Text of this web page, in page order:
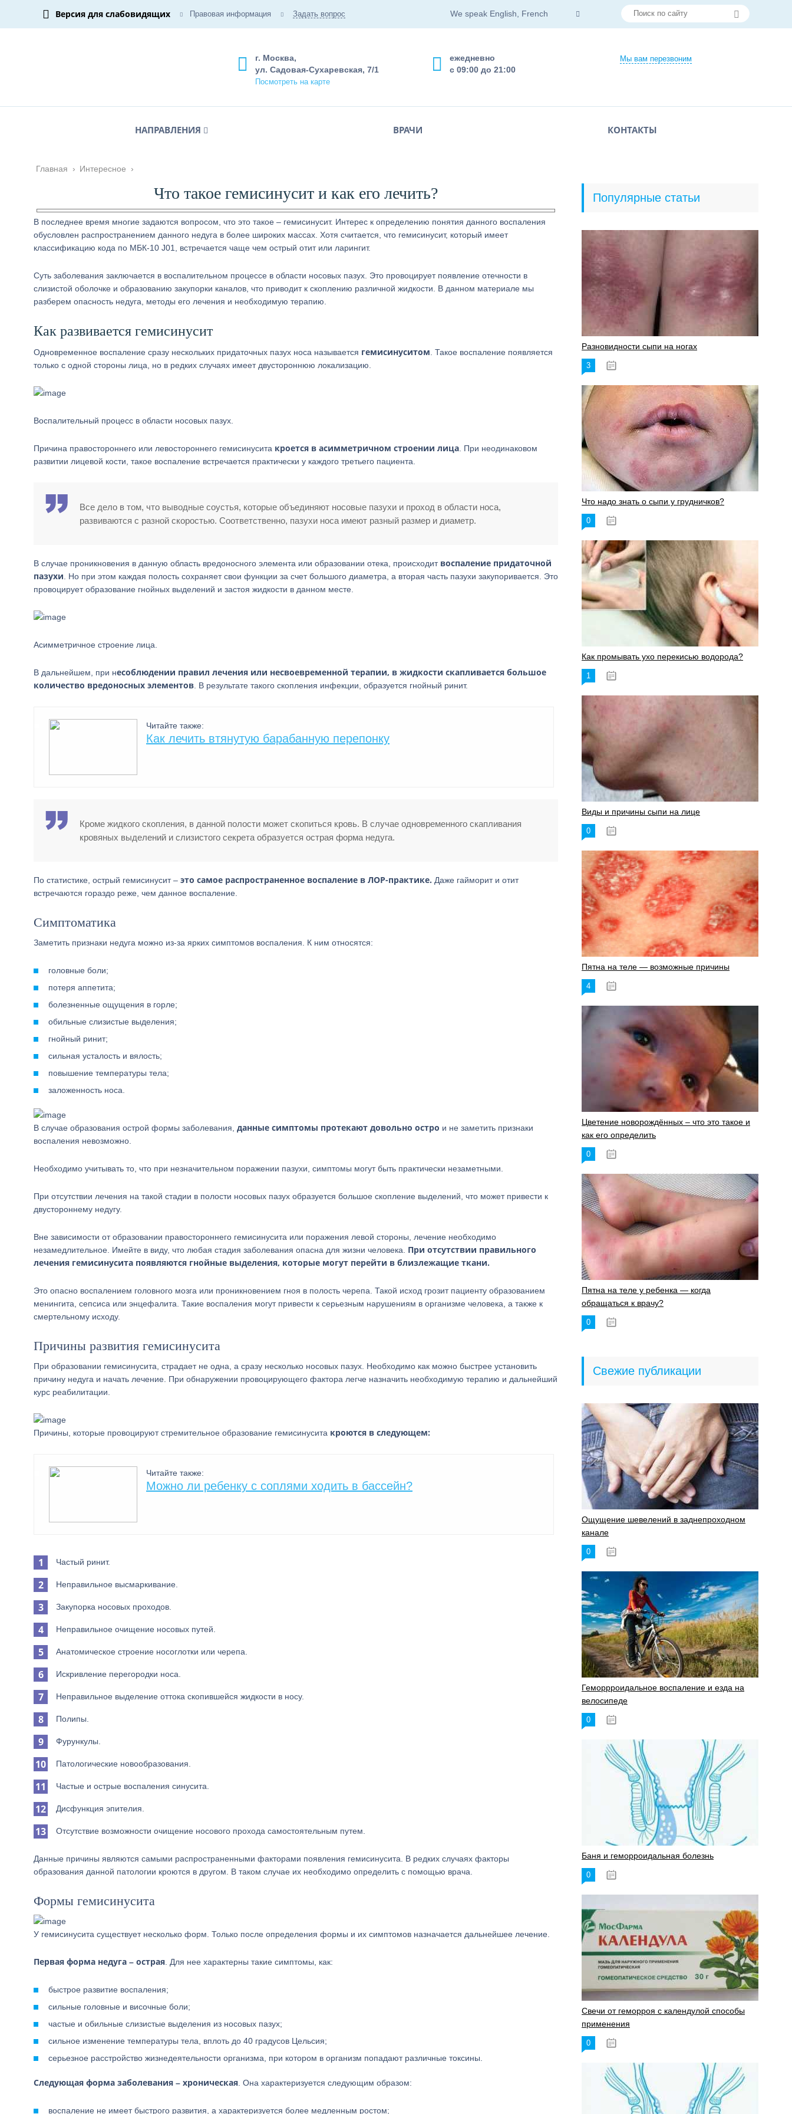
Версия для слабовидящих Правовая информация Задать вопрос We speak English, French
Мы вам перезвоним
ежедневно
с 09:00 до 21:00
г. Москва,
ул. Садовая-Сухаревская, 7/1
Посмотреть на карте
НАПРАВЛЕНИЯ ВРАЧИ КОНТАКТЫ
Главная › Интересное ›
Что такое гемисинусит и как его лечить?
В последнее время многие задаются вопросом, что это такое – гемисинусит. Интерес к определению понятия данного воспаления
обусловлен распространением данного недуга в более широких массах. Хотя считается, что гемисинусит, который имеет
классификацию кода по МБК-10 J01, встречается чаще чем острый отит или ларингит.
Суть заболевания заключается в воспалительном процессе в области носовых пазух. Это провоцирует появление отечности в
слизистой оболочке и образованию закупорки каналов, что приводит к скоплению различной жидкости. В данном материале мы
разберем опасность недуга, методы его лечения и необходимую терапию.
Как развивается гемисинусит
Одновременное воспаление сразу нескольких придаточных пазух носа называется гемисинуситом . Такое воспаление появляется
только с одной стороны лица, но в редких случаях имеет двустороннюю локализацию.
Воспалительный процесс в области носовых пазух.
Причина правостороннего или левостороннего гемисинусита кроется в асимметричном строении лица . При неодинаковом
развитии лицевой кости, такое воспаление встречается практически у каждого третьего пациента.
Все дело в том, что выводные соустья, которые объединяют носовые пазухи и проход в области носа,
развиваются с разной скоростью. Соответственно, пазухи носа имеют разный размер и диаметр.
В случае проникновения в данную область вредоносного элемента или образовании отека, происходит воспаление придаточной
пазухи . Но при этом каждая полость сохраняет свои функции за счет большого диаметра, а вторая часть пазухи закупоривается. Это
провоцирует образование гнойных выделений и застоя жидкости в данном месте.
Асимметричное строение лица.
В дальнейшем, при несоблюдении правил лечения или несвоевременной терапии, в жидкости скапливается большое
количество вредоносных элементов . В результате такого скопления инфекции, образуется гнойный ринит.
Читайте также:
Как лечить втянутую барабанную перепонку
Кроме жидкого скопления, в данной полости может скопиться кровь. В случае одновременного скапливания
кровяных выделений и слизистого секрета образуется острая форма недуга.
По статистике, острый гемисинусит – это самое распространенное воспаление в ЛОР-практике. Даже гайморит и отит
встречаются гораздо реже, чем данное воспаление.
Симптоматика
Заметить признаки недуга можно из-за ярких симптомов воспаления. К ним относятся:
головные боли;
потеря аппетита;
болезненные ощущения в горле;
обильные слизистые выделения;
гнойный ринит;
сильная усталость и вялость;
повышение температуры тела;
заложенность носа.
В случае образования острой формы заболевания, данные симптомы протекают довольно остро и не заметить признаки
воспаления невозможно.
Необходимо учитывать то, что при незначительном поражении пазухи, симптомы могут быть практически незаметными.
При отсутствии лечения на такой стадии в полости носовых пазух образуется большое скопление выделений, что может привести к
двустороннему недугу.
Вне зависимости от образовании правостороннего гемисинусита или поражения левой стороны, лечение необходимо
незамедлительное. Имейте в виду, что любая стадия заболевания опасна для жизни человека. При отсутствии правильного
лечения гемисинусита появляются гнойные выделения, которые могут перейти в близлежащие ткани.
Это опасно воспалением головного мозга или проникновением гноя в полость черепа. Такой исход грозит пациенту образованием
менингита, сепсиса или энцефалита. Такие воспаления могут привести к серьезным нарушениям в организме человека, а также к
смертельному исходу.
Причины развития гемисинусита
При образовании гемисинусита, страдает не одна, а сразу несколько носовых пазух. Необходимо как можно быстрее установить
причину недуга и начать лечение. При обнаружении провоцирующего фактора легче назначить необходимую терапию и дальнейший
курс реабилитации.
Причины, которые провоцируют стремительное образование гемисинусита кроются в следующем:
Читайте также:
Можно ли ребенку с соплями ходить в бассейн?
Частый ринит.
Неправильное высмаркивание.
Закупорка носовых проходов.
Неправильное очищение носовых путей.
Анатомическое строение носоглотки или черепа.
Искривление перегородки носа.
Неправильное выделение оттока скопившейся жидкости в носу.
Полипы.
Фурункулы.
Патологические новообразования.
Частые и острые воспаления синусита.
Дисфункция эпителия.
Отсутствие возможности очищение носового прохода самостоятельным путем.
Данные причины являются самыми распространенными факторами появления гемисинусита. В редких случаях факторы
образования данной патологии кроются в другом. В таком случае их необходимо определить с помощью врача.
Формы гемисинусита
У гемисинусита существует несколько форм. Только после определения формы и их симптомов назначается дальнейшее лечение.
Первая форма недуга – острая . Для нее характерны такие симптомы, как:
быстрое развитие воспаления;
сильные головные и височные боли;
частые и обильные слизистые выделения из носовых пазух;
сильное изменение температуры тела, вплоть до 40 градусов Цельсия;
серьезное расстройство жизнедеятельности организма, при котором в организм попадают различные токсины.
Следующая форма заболевания – хроническая . Она характеризуется следующим образом:
воспаление не имеет быстрого развития, а характеризуется более медленным ростом;
Популярные статьи
Разновидности сыпи на ногах
3
Что надо знать о сыпи у грудничков?
0
Как промывать ухо перекисью водорода?
1
Виды и причины сыпи на лице
0
Пятна на теле — возможные причины
4
Цветение новорождённых – что это такое и
как его определить
0
Пятна на теле у ребенка — когда
обращаться к врачу?
0
Свежие публикации
Ощущение шевелений в заднепроходном
канале
0
Геморрроидальное воспаление и езда на
велосипеде
0
Баня и геморроидальная болезнь
0
Свечи от геморроя с календулой способы
применения
0